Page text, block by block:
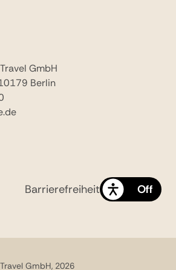
GmbH
Berlin
Barrierefreiheit On Off
GmbH, 2026